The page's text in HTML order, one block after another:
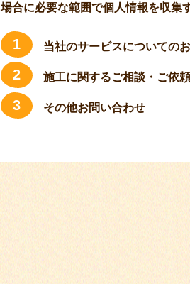
場合に必要な範囲で個人情報を収集
1 当社のサービスについての
2 施工に関するご相談・ご依頼
3 その他お問い合わせ